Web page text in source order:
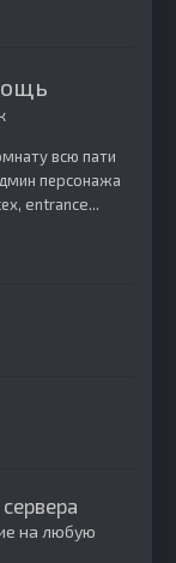
всю пати
персонажа
entrance...
на любую